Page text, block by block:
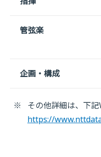
管弦楽
企画・構成
※
その他詳細は、下
https://